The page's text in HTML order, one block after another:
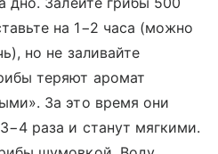
на 1−2 часа (можно
но не заливайте
теряют аромат
За это время они
раза и станут мягкими.